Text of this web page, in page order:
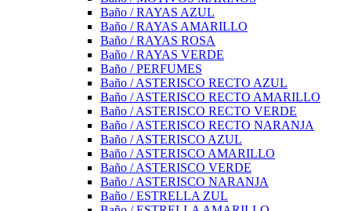
Baño / RAYAS AZUL
Baño / RAYAS AMARILLO
Baño / RAYAS ROSA
Baño / RAYAS VERDE
Baño / PERFUMES
Baño / ASTERISCO RECTO AZUL
Baño / ASTERISCO RECTO AMARILLO
Baño / ASTERISCO RECTO VERDE
Baño / ASTERISCO RECTO NARANJA
Baño / ASTERISCO AZUL
Baño / ASTERISCO AMARILLO
Baño / ASTERISCO VERDE
Baño / ASTERISCO NARANJA
Baño / ESTRELLA ZUL